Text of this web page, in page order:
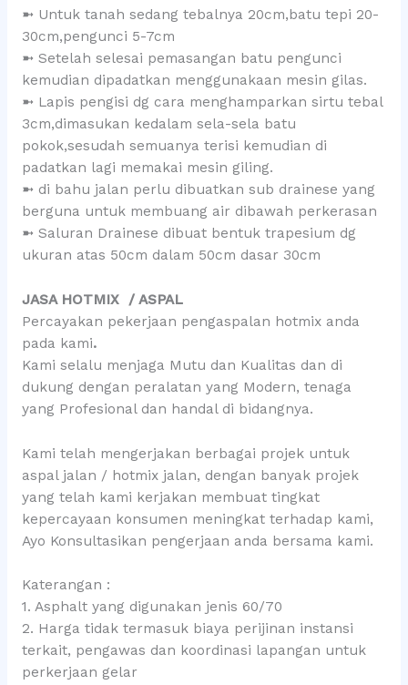
➼ Untuk tanah sedang tebalnya 20cm,batu tepi 20-
30cm,pengunci 5-7cm
➼ Setelah selesai pemasangan batu pengunci
kemudian dipadatkan menggunakaan mesin gilas.
➼ Lapis pengisi dg cara menghamparkan sirtu tebal
3cm,dimasukan kedalam sela-sela batu
pokok,sesudah semuanya terisi kemudian di
padatkan lagi memakai mesin giling.
➼ di bahu jalan perlu dibuatkan sub drainese yang
berguna untuk membuang air dibawah perkerasan
➼ Saluran Drainese dibuat bentuk trapesium dg
ukuran atas 50cm dalam 50cm dasar 30cm
JASA HOTMIX / ASPAL
Percayakan pekerjaan pengaspalan hotmix anda
pada kami.
Kami selalu menjaga Mutu dan Kualitas dan di
dukung dengan peralatan yang Modern, tenaga
yang Profesional dan handal di bidangnya.
Kami telah mengerjakan berbagai projek untuk
aspal jalan / hotmix jalan, dengan banyak projek
yang telah kami kerjakan membuat tingkat
kepercayaan konsumen meningkat terhadap kami,
Ayo Konsultasikan pengerjaan anda bersama kami.
Katerangan :
1. Asphalt yang digunakan jenis 60/70
2. Harga tidak termasuk biaya perijinan instansi
terkait, pengawas dan koordinasi lapangan untuk
perkerjaan gelar